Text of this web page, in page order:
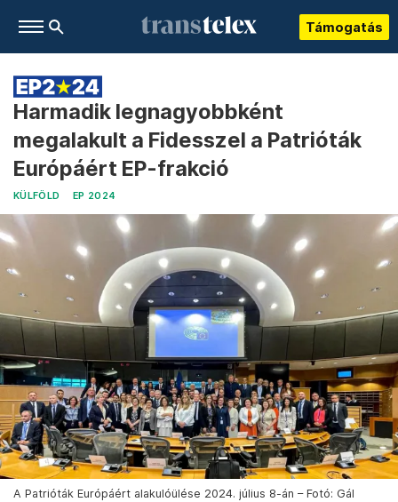
Támogatás
Harmadik legnagyobbként
megalakult a Fidesszel a Patrióták
Európáért EP-frakció
KÜLFÖLD EP 2024
A Patrióták Európáért alakulóülése 2024. július 8-án – Fotó: Gál